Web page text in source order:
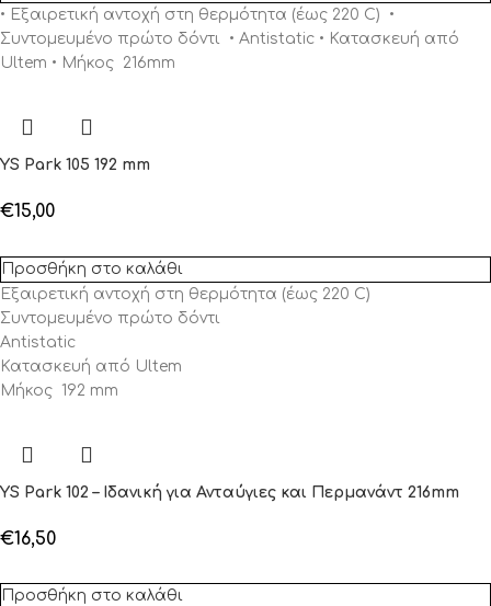
• Εξαιρετική αντοχή στη θερμότητα (έως 220 C)
•
Συντομευμένο πρώτο δόντι • Antistatic • Κατασκευή από
Ultem • Μήκος 216mm
YS Park 105 192 mm
€15,00
Προσθήκη στο καλάθι
Εξαιρετική αντοχή στη θερμότητα (έως 220 C)
Συντομευμένο πρώτο δόντι
Antistatic
Κατασκευή από Ultem
Μήκος 192 mm
YS Park 102 – Ιδανική για Ανταύγιες και Περμανάντ 216mm
€16,50
Προσθήκη στο καλάθι